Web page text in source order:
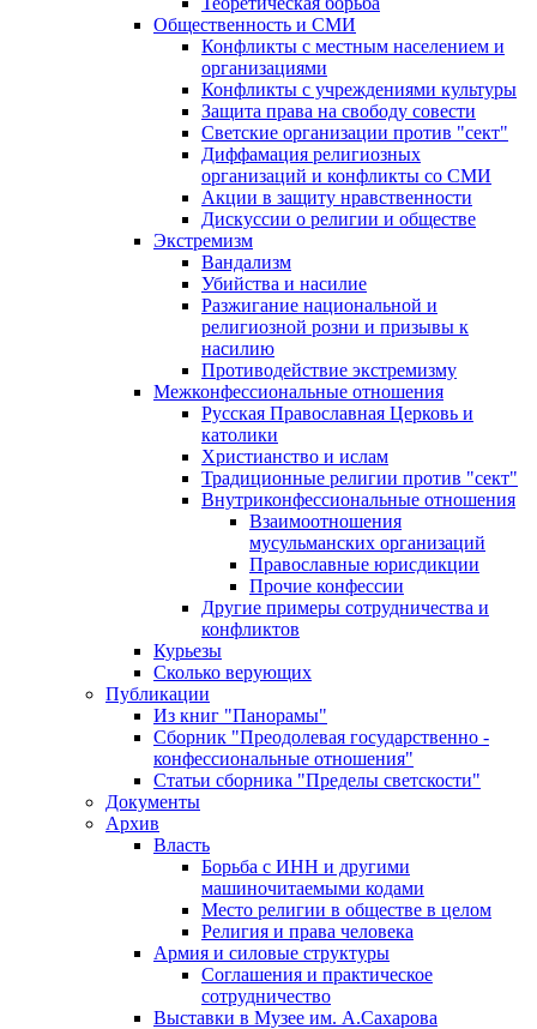
Общественность и СМИ
Конфликты с местным населением и
организациями
Конфликты с учреждениями культуры
Защита права на свободу совести
Светские организации против "сект"
Диффамация религиозных
организаций и конфликты со СМИ
Акции в защиту нравственности
Дискуссии о религии и обществе
Экстремизм
Вандализм
Убийства и насилие
Разжигание национальной и
религиозной розни и призывы к
насилию
Противодействие экстремизму
Межконфессиональные отношения
Русская Православная Церковь и
католики
Христианство и ислам
Традиционные религии против "сект"
Внутриконфессиональные отношения
Взаимоотношения
мусульманских организаций
Православные юрисдикции
Прочие конфессии
Другие примеры сотрудничества и
конфликтов
Курьезы
Сколько верующих
Публикации
Из книг "Панорамы"
Сборник "Преодолевая государственно -
конфессиональные отношения"
Статьи сборника "Пределы светскости"
Документы
Архив
Власть
Борьба с ИНН и другими
машиночитаемыми кодами
Место религии в обществе в целом
Религия и права человека
Армия и силовые структуры
Соглашения и практическое
сотрудничество
Выставки в Музее им. А.Сахарова